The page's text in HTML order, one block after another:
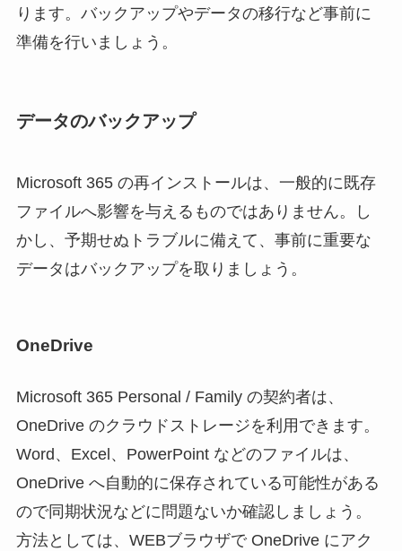
ります。バックアップやデータの移行など事前に
準備を行いましょう。
データのバックアップ
Microsoft 365 の再インストールは、一般的に既存
ファイルへ影響を与えるものではありません。し
かし、予期せぬトラブルに備えて、事前に重要な
データはバックアップを取りましょう。
OneDrive
Microsoft 365 Personal / Family の契約者は、
OneDrive のクラウドストレージを利用できます。
Word、Excel、PowerPoint などのファイルは、
OneDrive へ自動的に保存されている可能性がある
ので同期状況などに問題ないか確認しましょう。
方法としては、WEBブラウザで OneDrive にアク